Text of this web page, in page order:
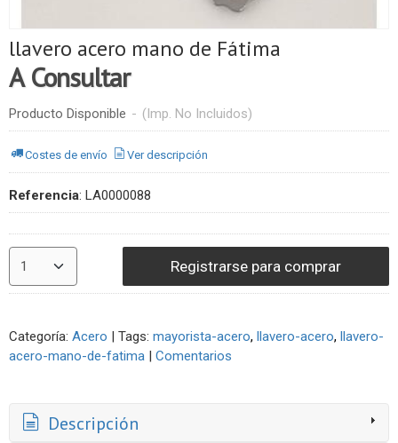
llavero acero mano de Fátima
A Consultar
Producto Disponible - (Imp. No Incluidos)
Costes de envío Ver descripción
Referencia: LA0000088
Registrarse para comprar
Categoría: Acero | Tags: mayorista-acero llavero-acero llavero-
acero-mano-de-fatima | Comentarios
Descripción